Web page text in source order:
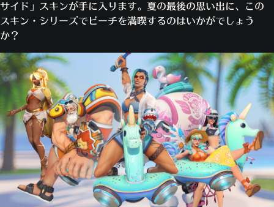
サイド」スキンが手に入ります。夏の最後の思い出に、この
スキン・シリーズでビーチを満喫するのはいかがでしょう
か？